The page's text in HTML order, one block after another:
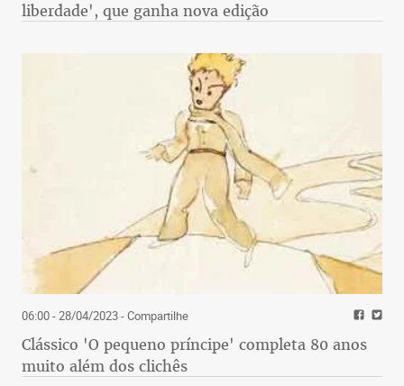
liberdade', que ganha nova edição
06:00 - 28/04/2023- Compartilhe
Clássico 'O pequeno príncipe' completa 80 anos
muito além dos clichês